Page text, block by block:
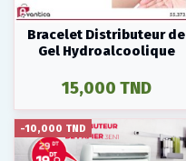
Bracelet Distributeur de
Gel Hydroalcoolique
15,000 TND
-10,000 TND